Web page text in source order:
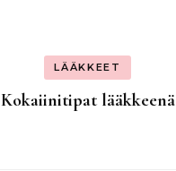
LÄÄKKEET
Kokaiinitipat lääkkeenä